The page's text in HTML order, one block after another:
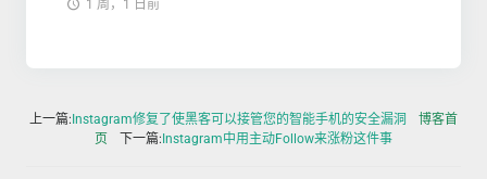
1 周，1 日前
上一篇:Instagram修复了使黑客可以接管您的智能手机的安全漏洞
博客首
页
下一篇:Instagram中用主动Follow来涨粉这件事